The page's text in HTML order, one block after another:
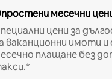
месечни
цени за
ваканционни имоти
плащане без